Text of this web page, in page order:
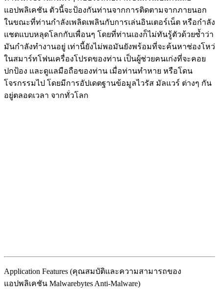
แอปพลิเคชัน ตัวนี้จะป้องกันท่านจากการติดตามจากภายนอก
ในขณะที่ท่านกำลังเพลิดเพลินกับการเล่นอินเตอร์เน็ต หรือกำลัง
แชตแบบหลุดโลกกับเพื่อนๆ โดยที่ท่านเองก็ไม่ทันรู้ตัวด้วยซ้ำว่า
มันกำลังทำงานอยู่ เท่านี้ยังไม่พอมันยังพร้อมที่จะค้นหาช่องโหว่
ในสมาร์ทโฟนเครื่องโปรดของท่าน เป็นผู้ช่วยคนเก่งที่จะคอย
ปกป้อง และดูแลมือถือของท่าน เมื่อท่านทำหาย หรือโดน
โจรกรรมไป โดยมีการอัปเดตฐานข้อมูลไวรัส มัลแวร์ ต่างๆ กัน
อยู่ตลอดเวลา จากทั่วโลก
Application Features (คุณสมบัติและความสามารถของ
แอปพลิเคชัน Malwarebytes Anti-Malware)